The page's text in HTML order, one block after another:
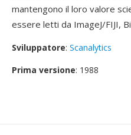
mantengono il loro valore
essere letti da ImageJ/FIJI,
Sviluppatore: Scanalytics
Prima versione: 1988